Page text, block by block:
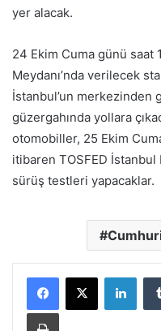
yer alacak.
24 Ekim Cuma günü saat
Meydanı’nda verilecek
İstanbul’un merkezinden
güzergahında yollara
otomobiller, 25 Ekim
itibaren TOSFED İstanbul
sürüş testleri yapacaklar.
Yazdır